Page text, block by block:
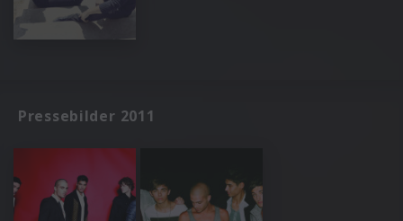
Pressebilder 2011